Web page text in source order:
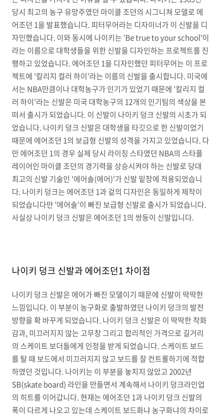
당시 최고의 농구 유망주였던 마이클 조던의 시그니쳐 모델로 에
어조던 1을 발표했습니다. 피터무어라는 디자이너가 이 신발을 디
자인했습니다. 이와 동시에 나이키는 'Be true to your school'이
라는 이름으로 대학생들을 위한 신발을 디자인하는 프로젝트를 진
행하고 있었습니다. 에어조던 1을 디자인했던 피터무어는 이 프로
젝트에 '칼리지 컬러 하이'라는 이름의 신발을 출시합니다. 미국에
서는 NBA만큼이나 대학농구가 인기가 있었기 때문에 '칼리지 컬
러 하이'라는 신발은 미국 대학농구의 12개의 인기팀의 색상을 본
떠서 출시가 되었습니다. 이 신발이 나이키 덩크 신발의 시초가 되
었습니다. 나이키 덩크 신발은 대학생을 타깃으로 한 신발이었기
때문에 에어조던 1의 보급형 신발의 성격을 가지고 있었습니다. 다
만 에어조던 1의 경우 실제 당시 라이징 스타였던 NBA의 스타플
레이어인 마이클 조던의 경기력을 상승시켜야 하는 신발로 당대
최고의 신발 기술인 '에어솔(에어)'가 신발 밑창에 적용되었습니
다. 나이키 덩크는 에어조던 1과 겉의 디자인은 동일하게 제작이
되었습니다만 '에어솔'이 빠진 보급형 신발로 출시가 되었습니다.
사실상 나이키 덩크 신발은 에어조던 1의 쌍둥이 신발입니다.
나이키 덩크 신발과 에어조던1 차이점
나이키 덩크 신발은 에어가 빠진 모델이기 때문에 신발이 딱딱한
느낌입니다. 이 부분이 농구화로 출발하였던 나이키 덩크의 발전
방향을 확 바꾸게 되었습니다. 나이키 덩크 신발은 이 딱딱한 착화
감과, 미끄러지지 않는 고무창 그리고 합리적인 가격으로 길거리
의 스케이트 보더들에게 인정을 받게 되었습니다. 스케이트 보드
를 탈 때 보드에서 미끄러지지 않고 보드를 잘 컨트롤하기에 적합
하였던 것입니다. 나이키는 이 부분을 놓치지 않았고 2002년
SB(skate board) 라인을 만들면서 계속해서 나이키 덩크라인업
의 히트를 이어갑니다. 현재는 에어조던 1과 나이키 덩크 신발의
폭이 다르게 나오고 있는데 스케이트 보드화냐 농구화냐의 차이로